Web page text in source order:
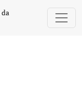
de tubulação de